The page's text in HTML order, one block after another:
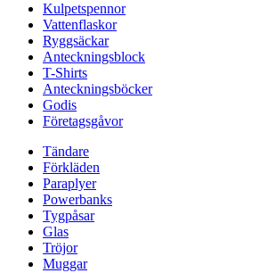
Kulpetspennor
Vattenflaskor
Ryggsäckar
Anteckningsblock
T-Shirts
Anteckningsböcker
Godis
Företagsgåvor
Tändare
Förkläden
Paraplyer
Powerbanks
Tygpåsar
Glas
Tröjor
Muggar